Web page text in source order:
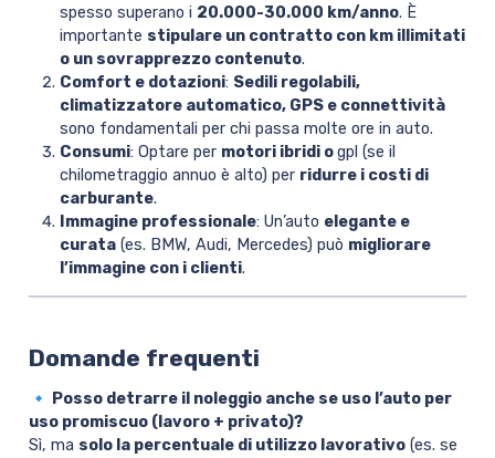
spesso superano i 20.000-30.000 km/anno. È
importante stipulare un contratto con km illimitati
o un sovrapprezzo contenuto.
Comfort e dotazioni: Sedili regolabili,
climatizzatore automatico, GPS e connettività
sono fondamentali per chi passa molte ore in auto.
Consumi: Optare per motori ibridi ogpl (se il
chilometraggio annuo è alto) per ridurre i costi di
carburante.
Immagine professionale: Un’auto elegante e
curata (es. BMW, Audi, Mercedes) può migliorare
l’immagine con i clienti.
Domande frequenti
🔹 Posso detrarre il noleggio anche se uso l’auto per
uso promiscuo (lavoro + privato)?
Sì, ma solo la percentuale di utilizzo lavorativo(es. se